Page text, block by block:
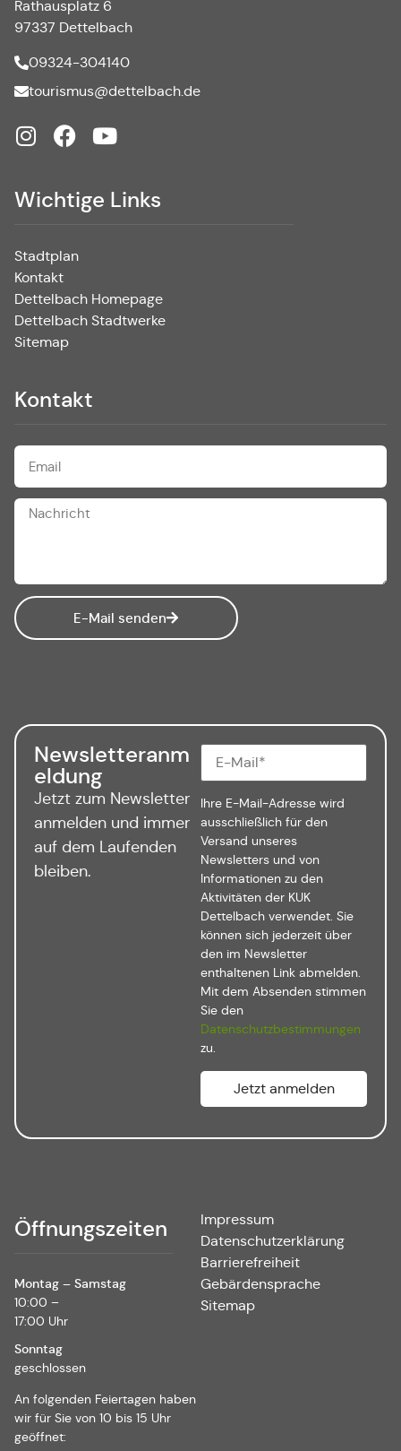
Rathausplatz 6
97337 Dettelbach
09324-304140
tourismus@dettelbach.de
Wichtige Links
Stadtplan
Kontakt
Dettelbach Homepage
Dettelbach Stadtwerke
Sitemap
Kontakt
E-Mail senden
Newsletteranm
eldung
Jetzt zum Newsletter
anmelden und immer
auf dem Laufenden
bleiben.
Ihre E-Mail-Adresse wird
ausschließlich für den
Versand unseres
Newsletters und von
Informationen zu den
Aktivitäten der KUK
Dettelbach verwendet. Sie
können sich jederzeit über
den im Newsletter
enthaltenen Link abmelden.
Mit dem Absenden stimmen
Sie den
Datenschutzbestimmungen
zu.
Öffnungszeiten
Montag – Samstag
10:00 –
17:00 Uhr
Sonntag
geschlossen
An folgenden Feiertagen haben
wir für Sie von 10 bis 15 Uhr
geöffnet:
Impressum
Datenschutzerklärung
Barrierefreiheit
Gebärdensprache
Sitemap